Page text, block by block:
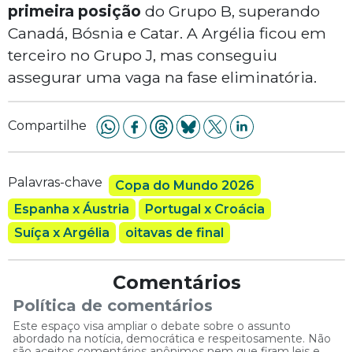
primeira posição do Grupo B, superando
Canadá, Bósnia e Catar. A Argélia ficou em
terceiro no Grupo J, mas conseguiu
assegurar uma vaga na fase eliminatória.
Compartilhe
Palavras-chave
Copa do Mundo 2026
Espanha x Áustria
Portugal x Croácia
Suíça x Argélia
oitavas de final
Comentários
Política de comentários
Este espaço visa ampliar o debate sobre o assunto
abordado na notícia, democrática e respeitosamente. Não